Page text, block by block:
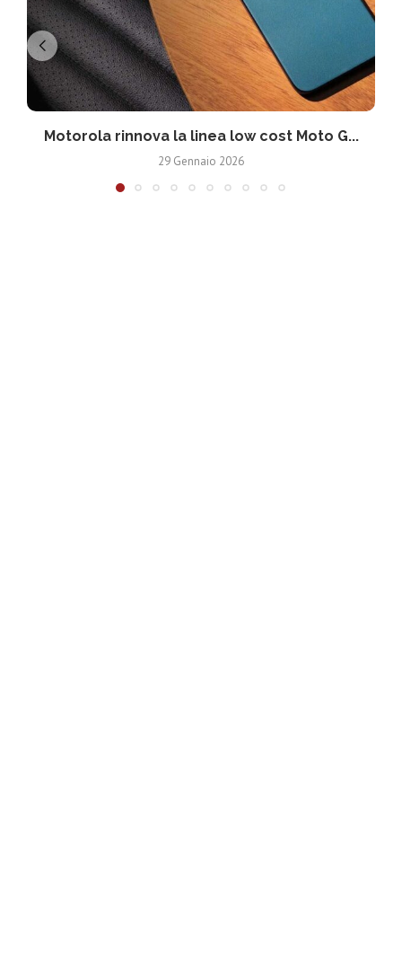
Motorola rinnova la linea low cost Moto G...
29 Gennaio 2026